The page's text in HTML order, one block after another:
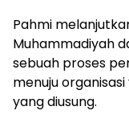
Pahmi
Muhammadiyah
sebuah proses
menuju
yang diusung.